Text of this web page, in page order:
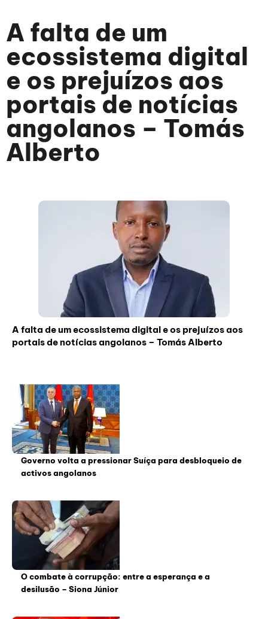
A falta de um
ecossistema digital
e os prejuízos aos
portais de notícias
angolanos – Tomás
Alberto
A falta de um ecossistema digital e os prejuízos aos
portais de notícias angolanos – Tomás Alberto
Governo volta a pressionar Suíça para desbloqueio de
activos angolanos
O combate à corrupção: entre a esperança e a
desilusão – Siona Júnior